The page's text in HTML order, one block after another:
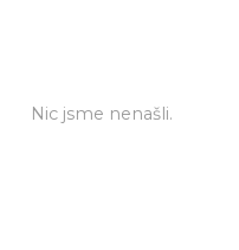
Nic jsme nenašli.